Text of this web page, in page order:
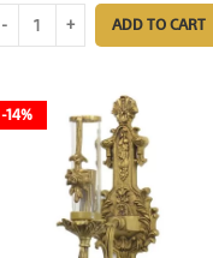
ADD TO CART
-14%